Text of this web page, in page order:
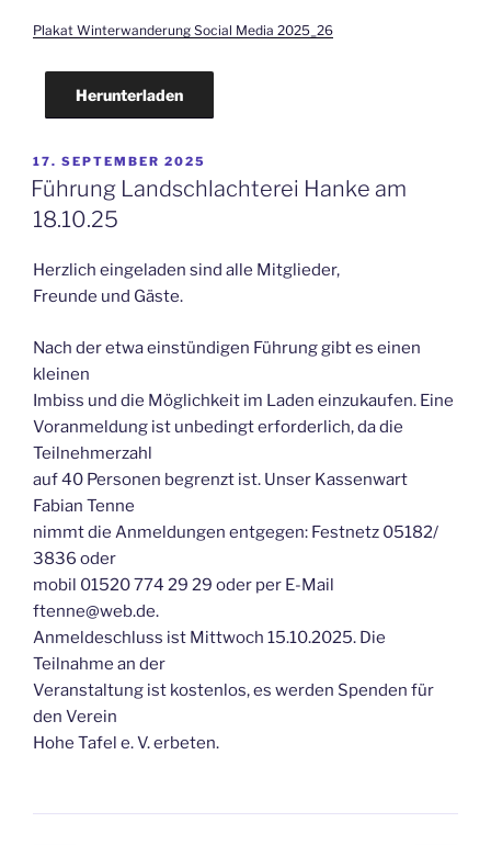
Plakat Winterwanderung Social Media 2025_26
Herunterladen
VERÖFFENTLICHT
AM
17. SEPTEMBER 2025
Führung Landschlachterei Hanke am
18.10.25
Herzlich eingeladen sind alle Mitglieder,
Freunde und Gäste.
Nach der etwa einstündigen Führung gibt es einen
kleinen
Imbiss und die Möglichkeit im Laden einzukaufen. Eine
Voranmeldung ist unbedingt erforderlich, da die
Teilnehmerzahl
auf 40 Personen begrenzt ist. Unser Kassenwart
Fabian Tenne
nimmt die Anmeldungen entgegen: Festnetz 05182/
3836 oder
mobil 01520 774 29 29 oder per E-Mail
ftenne@web.de.
Anmeldeschluss ist Mittwoch 15.10.2025. Die
Teilnahme an der
Veranstaltung ist kostenlos, es werden Spenden für
den Verein
Hohe Tafel e. V. erbeten.